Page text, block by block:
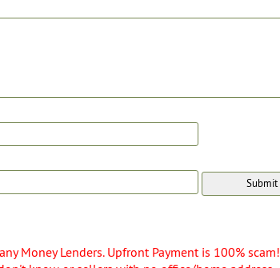
Money Lenders. Upfront Payment is 100% scam!